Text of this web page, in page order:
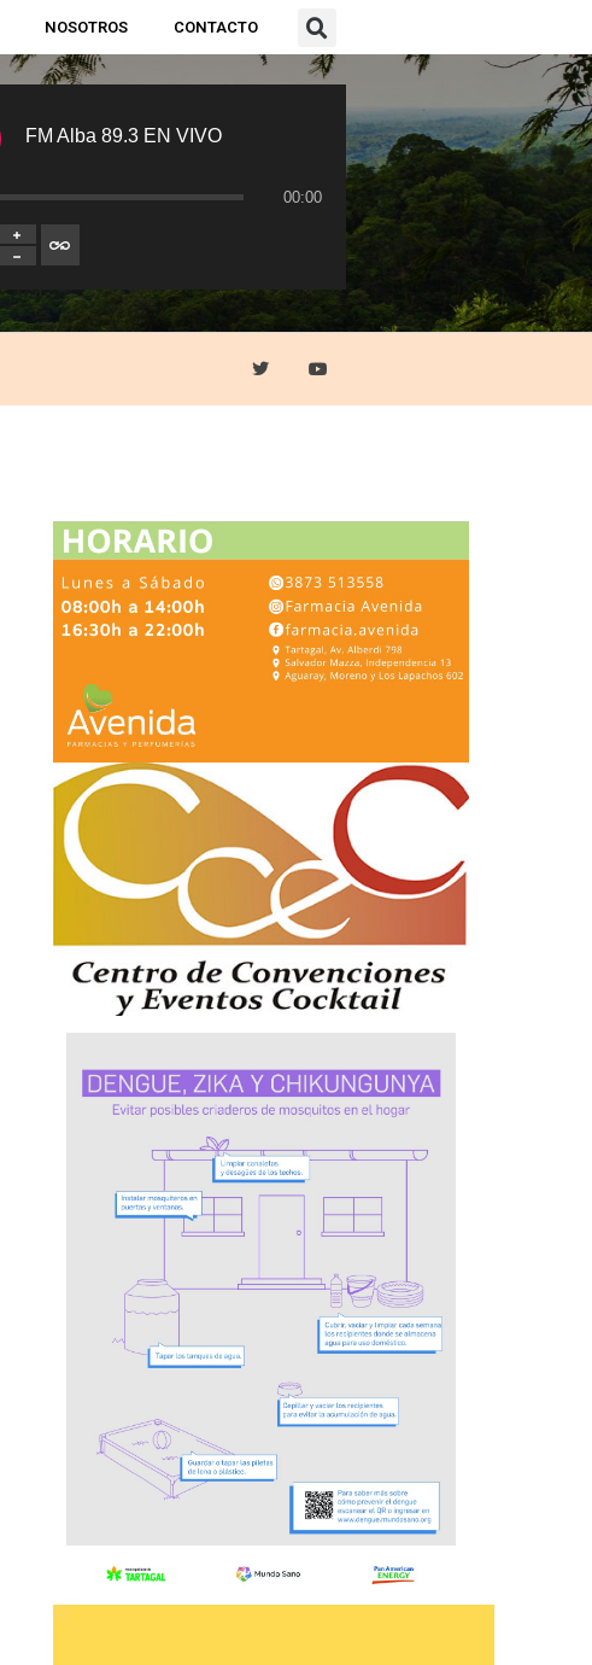
NOSOTROS CONTACTO
FM Alba 89.3 EN VIVO
00:00